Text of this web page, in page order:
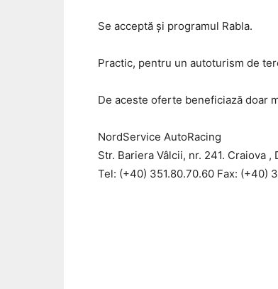
Se acceptă și programul Rabla.
Practic, pentru un autoturism de
De aceste oferte beneficiază doar
NordService AutoRacing
Str. Bariera Vâlcii, nr. 241. Craiova ,
Tel: (+40) 351.80.70.60 Fax: (+40)